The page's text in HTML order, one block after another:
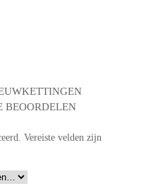
BEOORDELEN
Vereiste velden zijn